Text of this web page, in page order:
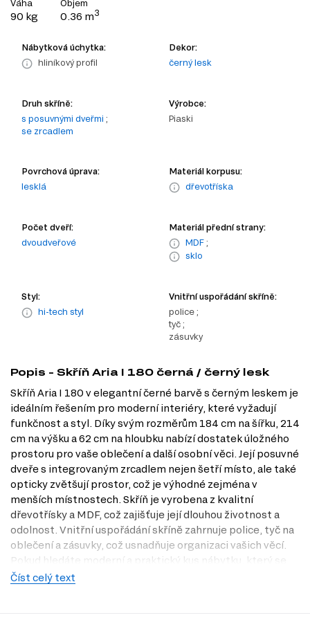
Váha
90 kg
Objem
0.36 m3
Nábytková úchytka:
hliníkový profil
Dekor:
černý lesk
Druh skříně:
s posuvnými dveřmi ;
se zrcadlem
Výrobce:
Piaski
Povrchová úprava:
lesklá
Materiál korpusu:
dřevotříska
Počet dveří:
dvoudveřové
Materiál přední strany:
MDF ;
sklo
Styl:
hi-tech styl
Vnitřní uspořádání skříně:
police ;
tyč ;
zásuvky
Popis - Skříň Aria I 180 černá / černý lesk
Skříň Aria I 180 v elegantní černé barvě s černým leskem je
ideálním řešením pro moderní interiéry, které vyžadují
funkčnost a styl. Díky svým rozměrům 184 cm na šířku, 214
cm na výšku a 62 cm na hloubku nabízí dostatek úložného
prostoru pro vaše oblečení a další osobní věci. Její posuvné
dveře s integrovaným zrcadlem nejen šetří místo, ale také
opticky zvětšují prostor, což je výhodné zejména v
menších místnostech. Skříň je vyrobena z kvalitní
dřevotřísky a MDF, což zajišťuje její dlouhou životnost a
odolnost. Vnitřní uspořádání skříně zahrnuje police, tyč na
oblečení a zásuvky, což usnadňuje organizaci vašich věcí.
Pokud hledáte moderní a praktický kus nábytku, který se
hodí do každého hi-tech stylu, skříň Aria I 180 je skvělou
Číst celý text